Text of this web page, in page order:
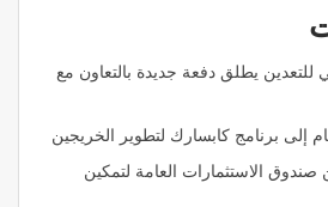
للتعدين يطلق دفعة جديدة بالتعاون مع
إلى برنامج كابسارك لتطوير الخريجين
الاستثمارات العامة لتمكين